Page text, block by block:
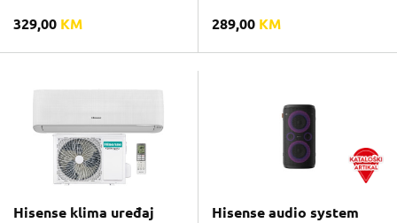
329,00 KM 289,00 KM
Hisense klima uređaj
Hisense audio system